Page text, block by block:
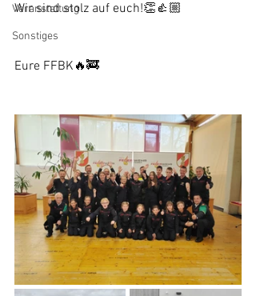
Veranstaltung
Sonstiges
Wir sind stolz auf euch!👏👍🏼
Eure FFBK🔥🚒